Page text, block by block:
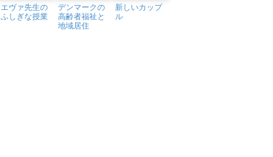
エヴァ先生の
ふしぎな授業
デンマークの
高齢者福祉と
地域居住
新しいカップ
ル